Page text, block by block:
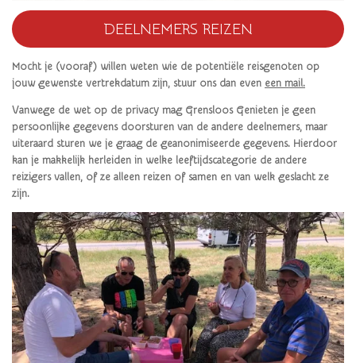
DEELNEMERS REIZEN
Mocht je (vooraf) willen weten wie de potentiële reisgenoten op
jouw gewenste vertrekdatum zijn, stuur ons dan even een mail.
Vanwege de wet op de privacy mag Grensloos Genieten je geen
persoonlijke gegevens doorsturen van de andere deelnemers, maar
uiteraard sturen we je graag de geanonimiseerde gegevens. Hierdoor
kan je makkelijk herleiden in welke leeftijdscategorie de andere
reizigers vallen, of ze alleen reizen of samen en van welk geslacht ze
zijn.